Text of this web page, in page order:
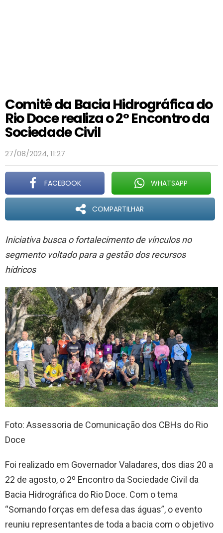
Comitê da Bacia Hidrográfica do
Rio Doce realiza o 2° Encontro da
Sociedade Civil
27/08/2024, 11:27
FACEBOOK WHATSAPP
COMPARTILHAR
Iniciativa busca o fortalecimento de vínculos no
segmento voltado para a gestão dos recursos
hídricos
Foto: Assessoria de Comunicação dos CBHs do Rio
Doce
Foi realizado em Governador Valadares, dos dias 20 a
22 de agosto, o 2º Encontro da Sociedade Civil da
Bacia Hidrográfica do Rio Doce. Com o tema
“Somando forças em defesa das águas”, o evento
reuniu representantes de toda a bacia com o objetivo